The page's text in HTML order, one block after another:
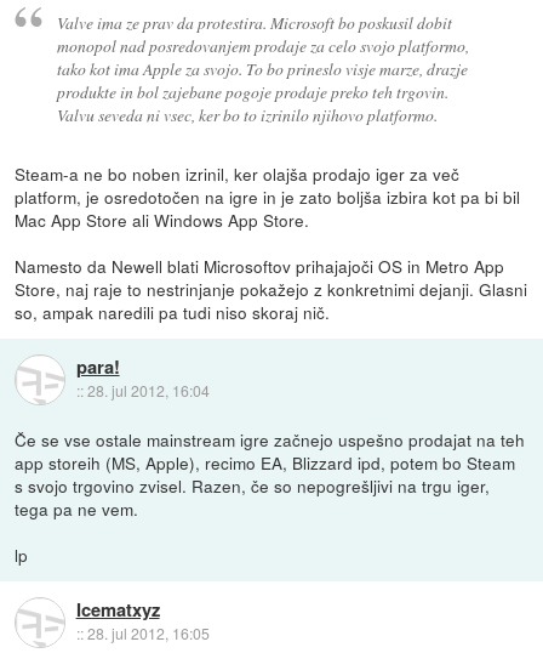
Valve ima ze prav da protestira. Microsoft bo poskusil dobit
monopol nad posredovanjem prodaje za celo svojo platformo,
tako kot ima Apple za svojo. To bo prineslo visje marze, drazje
produkte in bol zajebane pogoje prodaje preko teh trgovin.
Valvu seveda ni vsec, ker bo to izrinilo njihovo platformo.
Steam-a ne bo noben izrinil, ker olajša prodajo iger za več
platform, je osredotočen na igre in je zato boljša izbira kot pa bi bil
Mac App Store ali Windows App Store.
Namesto da Newell blati Microsoftov prihajajoči OS in Metro App
Store, naj raje to nestrinjanje pokažejo z konkretnimi dejanji. Glasni
so, ampak naredili pa tudi niso skoraj nič.
para!
::28. jul 2012, 16:04
Če se vse ostale mainstream igre začnejo uspešno prodajat na teh
app storeih (MS, Apple), recimo EA, Blizzard ipd, potem bo Steam
s svojo trgovino zvisel. Razen, če so nepogrešljivi na trgu iger,
tega pa ne vem.
lp
Icematxyz
::28. jul 2012, 16:05